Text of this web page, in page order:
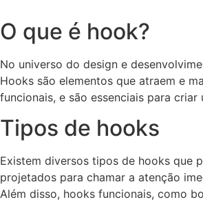
O que é hook?
No universo do design e
Hooks são elementos que atraem e
funcionais, e são essenciais para
Tipos de hooks
Existem diversos tipos de hooks que
projetados para chamar a atenção
Além disso, hooks funcionais, como